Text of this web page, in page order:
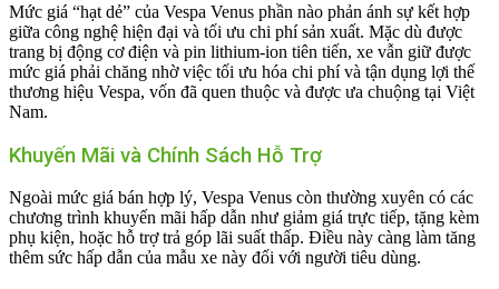
Mức giá “hạt dẻ” của Vespa Venus phần nào phản ánh sự kết hợp
giữa công nghệ hiện đại và tối ưu chi phí sản xuất. Mặc dù được
trang bị động cơ điện và pin lithium-ion tiên tiến, xe vẫn giữ được
mức giá phải chăng nhờ việc tối ưu hóa chi phí và tận dụng lợi thế
thương hiệu Vespa, vốn đã quen thuộc và được ưa chuộng tại Việt
Nam.
Khuyến Mãi và Chính Sách Hỗ Trợ
Ngoài mức giá bán hợp lý, Vespa Venus còn thường xuyên có các
chương trình khuyến mãi hấp dẫn như giảm giá trực tiếp, tặng kèm
phụ kiện, hoặc hỗ trợ trả góp lãi suất thấp. Điều này càng làm tăng
thêm sức hấp dẫn của mẫu xe này đối với người tiêu dùng.